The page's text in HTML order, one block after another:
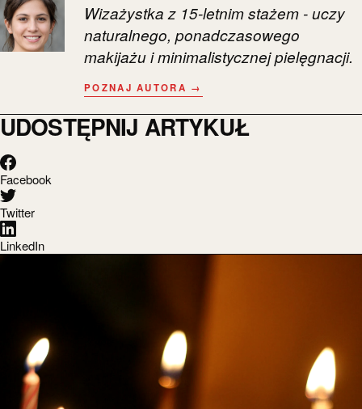
Wizażystka z 15-letnim stażem - uczy
naturalnego, ponadczasowego
makijażu i minimalistycznej pielęgnacji.
POZNAJ AUTORA →
UDOSTĘPNIJ ARTYKUŁ
Facebook
Twitter
LinkedIn